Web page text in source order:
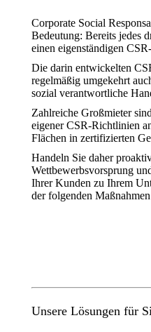
Corporate Social
Bedeutung: Bereits jedes
einen eigenständigen
Die darin entwickelten
regelmäßig umgekehrt
sozial verantwortliche
Zahlreiche Großmieter
eigener CSR-Richtlinien
Flächen in zertifizierten
Handeln Sie daher
Wettbewerbsvorsprung
Ihrer Kunden zu Ihrem
der folgenden
Unsere Lösungen für